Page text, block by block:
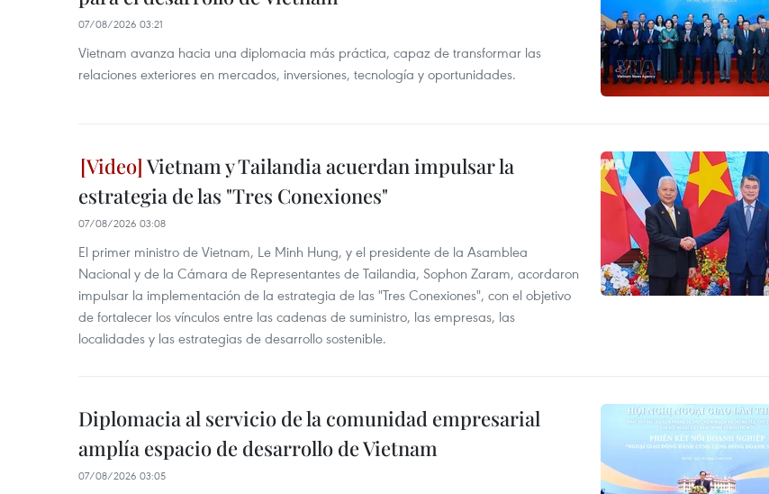
07/08/2026 03:21
Vietnam avanza hacia una diplomacia más práctica, capaz de transformar las
relaciones exteriores en mercados, inversiones, tecnología y oportunidades.
Vietnam y Tailandia acuerdan impulsar la
estrategia de las "Tres Conexiones"
07/08/2026 03:08
El primer ministro de Vietnam, Le Minh Hung, y el presidente de la Asamblea
Nacional y de la Cámara de Representantes de Tailandia, Sophon Zaram, acordaron
impulsar la implementación de la estrategia de las "Tres Conexiones", con el objetivo
de fortalecer los vínculos entre las cadenas de suministro, las empresas, las
localidades y las estrategias de desarrollo sostenible.
Diplomacia al servicio de la comunidad empresarial
amplía espacio de desarrollo de Vietnam
07/08/2026 03:05